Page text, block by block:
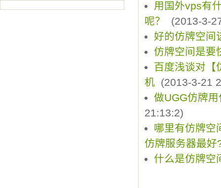
用国外vps有
呢？
(2013-3-
好的仿牌空间
仿牌空间是要
百度浅谈对【
机 (2013-3-21
做UGG仿牌
21:13:2)
哪里有仿牌空
仿牌服务器最好
什么是仿牌空